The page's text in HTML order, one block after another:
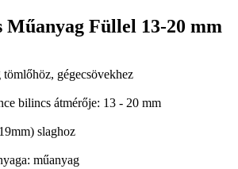
Füllel 13-20 mm
gégecsövekhez
bilincs átmérője: 13 - 20 mm
slaghoz
műanyag